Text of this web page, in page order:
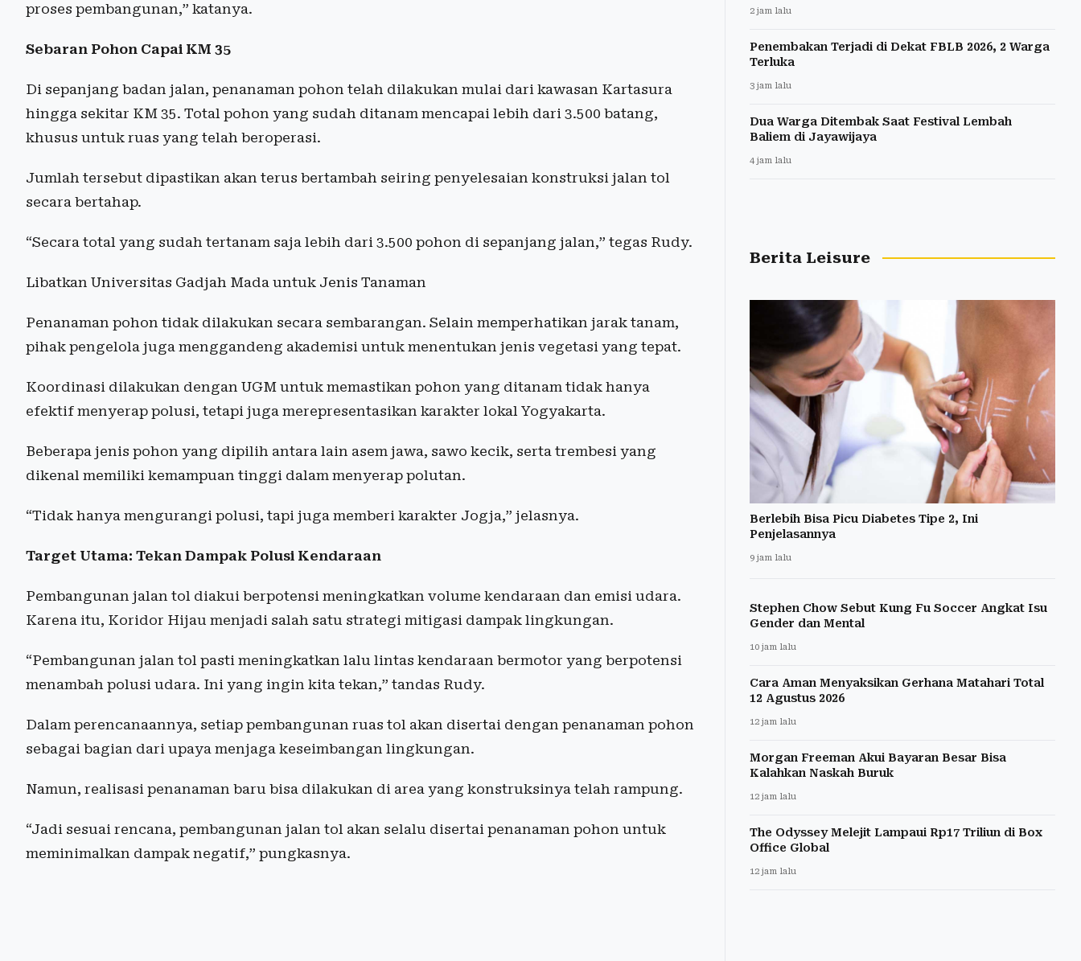
proses pembangunan,” katanya.
Sebaran Pohon Capai KM 35
Di sepanjang badan jalan, penanaman pohon telah dilakukan mulai dari kawasan Kartasura
hingga sekitar KM 35. Total pohon yang sudah ditanam mencapai lebih dari 3.500 batang,
khusus untuk ruas yang telah beroperasi.
Jumlah tersebut dipastikan akan terus bertambah seiring penyelesaian konstruksi jalan tol
secara bertahap.
“Secara total yang sudah tertanam saja lebih dari 3.500 pohon di sepanjang jalan,” tegas Rudy.
Libatkan Universitas Gadjah Mada untuk Jenis Tanaman
Penanaman pohon tidak dilakukan secara sembarangan. Selain memperhatikan jarak tanam,
pihak pengelola juga menggandeng akademisi untuk menentukan jenis vegetasi yang tepat.
Koordinasi dilakukan dengan UGM untuk memastikan pohon yang ditanam tidak hanya
efektif menyerap polusi, tetapi juga merepresentasikan karakter lokal Yogyakarta.
Beberapa jenis pohon yang dipilih antara lain asem jawa, sawo kecik, serta trembesi yang
dikenal memiliki kemampuan tinggi dalam menyerap polutan.
“Tidak hanya mengurangi polusi, tapi juga memberi karakter Jogja,” jelasnya.
Target Utama: Tekan Dampak Polusi Kendaraan
Pembangunan jalan tol diakui berpotensi meningkatkan volume kendaraan dan emisi udara.
Karena itu, Koridor Hijau menjadi salah satu strategi mitigasi dampak lingkungan.
“Pembangunan jalan tol pasti meningkatkan lalu lintas kendaraan bermotor yang berpotensi
menambah polusi udara. Ini yang ingin kita tekan,” tandas Rudy.
Dalam perencanaannya, setiap pembangunan ruas tol akan disertai dengan penanaman pohon
sebagai bagian dari upaya menjaga keseimbangan lingkungan.
Namun, realisasi penanaman baru bisa dilakukan di area yang konstruksinya telah rampung.
“Jadi sesuai rencana, pembangunan jalan tol akan selalu disertai penanaman pohon untuk
meminimalkan dampak negatif,” pungkasnya.
2 jam lalu
Penembakan Terjadi di Dekat FBLB 2026, 2 Warga
Terluka
3 jam lalu
Dua Warga Ditembak Saat Festival Lembah
Baliem di Jayawijaya
4 jam lalu
Berita Leisure
Berlebih Bisa Picu Diabetes Tipe 2, Ini
Penjelasannya
9 jam lalu
Stephen Chow Sebut Kung Fu Soccer Angkat Isu
Gender dan Mental
10 jam lalu
Cara Aman Menyaksikan Gerhana Matahari Total
12 Agustus 2026
12 jam lalu
Morgan Freeman Akui Bayaran Besar Bisa
Kalahkan Naskah Buruk
12 jam lalu
The Odyssey Melejit Lampaui Rp17 Triliun di Box
Office Global
12 jam lalu